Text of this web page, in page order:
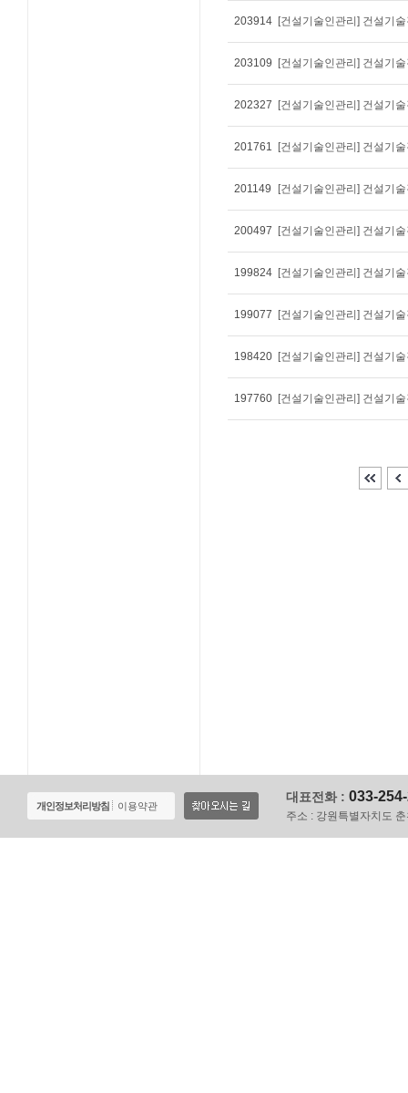
203914 [건설기술인관리] 건설기
203109 [건설기술인관리] 건설기
202327 [건설기술인관리] 건설기
201761 [건설기술인관리] 건설기
201149 [건설기술인관리] 건설기
200497 [건설기술인관리] 건설기
199824 [건설기술인관리] 건설기
199077 [건설기술인관리] 건설기
198420 [건설기술인관리] 건설기
197760 [건설기술인관리] 건설기
개인정보처리방침 이용약관
대표전화 : 033-
주소 : 강원특별자치도